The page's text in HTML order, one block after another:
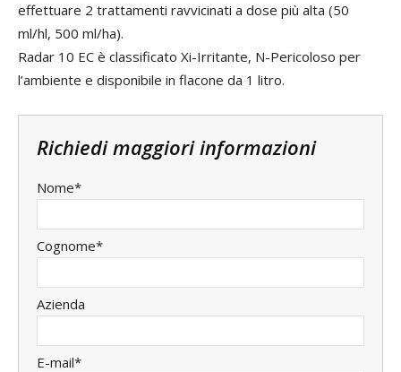
effettuare 2 trattamenti ravvicinati a dose più alta (50
ml/hl, 500 ml/ha).
Radar 10 EC è classificato Xi-Irritante, N-Pericoloso per
l’ambiente e disponibile in flacone da 1 litro.
Richiedi maggiori informazioni
Nome*
Cognome*
Azienda
E-mail*